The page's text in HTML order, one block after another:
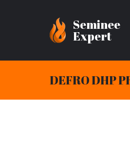
Seminee
Expert
DEFRO DHP